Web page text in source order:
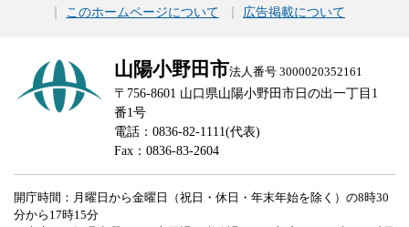
このホームページについて
広告掲載について
山陽小野田市法人番号 3000020352161
〒756-8601 山口県山陽小野田市日の出一丁目1
番1号
電話：0836-82-1111(代表)
Fax：0836-83-2604
開庁時間：月曜日から金曜日（祝日・休日・年末年始を除く）の8時30
分から17時15分